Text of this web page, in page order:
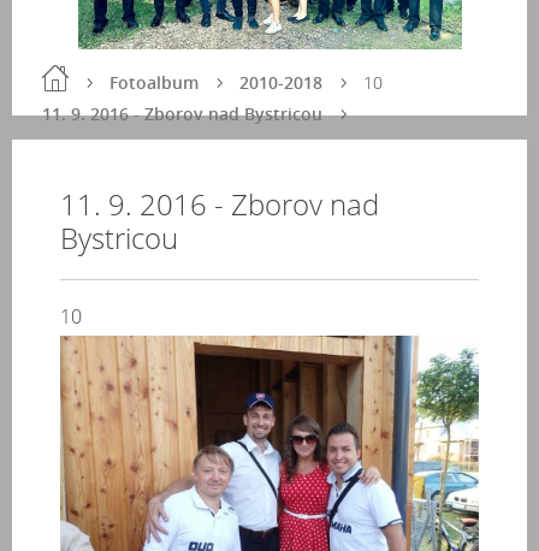
Fotoalbum
2010-2018
11. 9. 2016 - Zborov nad Bystricou
10
11. 9. 2016 - Zborov nad
Bystricou
10